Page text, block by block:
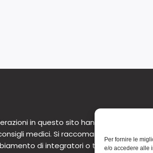
Per fornire le
e/o accedere alle
in questo sito hanno carattere
medici. Si raccomanda di non
di integratori o tantomeno